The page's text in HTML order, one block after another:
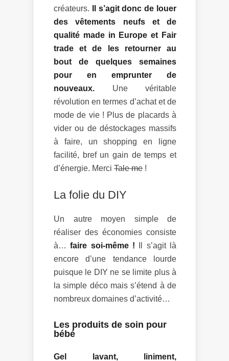
créateurs.
Il s’agit donc de louer
des vêtements neufs et de
qualité made in Europe et Fair
trade et de les retourner au
bout de quelques semaines
pour en emprunter de
nouveaux. Une véritable
révolution en termes d’achat et de
mode de vie ! Plus de placards à
vider ou de déstockages massifs
à faire, un shopping en ligne
facilité, bref un gain de temps et
d’énergie. Merci Tale me !
La folie du DIY
Un autre moyen simple de
réaliser des économies consiste
à…faire soi-même !
Il s’agit là
encore d’une tendance lourde
puisque le DIY ne se limite plus à
la simple déco mais s’étend à de
nombreux domaines d’activité…
Les produits de soin pour
bébé
Gel lavant, liniment,